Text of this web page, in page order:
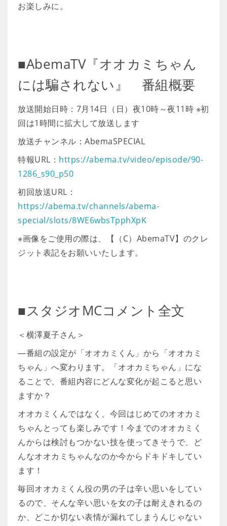
お楽しみに。
■AbemaTV『オオカミちゃん
には騙されない』 番組概要
放送開始日時：7月14日（日）夜10時～夜11時 ※初
回は1時間に拡大して放送します
放送チャンネル：AbemaSPECIAL
特報URL： https://abema.tv/video/episode/90-
1286_s90_p50
初回放送URL：
https://abema.tv/channels/abema-
special/slots/8WE6wbsTpphXpK
※画像をご使用の際は、【（C）AbemaTV】のクレ
ジット表記をお願いいたします。
■スタジオMCコメント全文
＜横澤夏子さん＞
―番組の設定が「オオカミくん」から「オオカミ
ちゃん」へ変わります。「オオカミちゃん」にな
ることで、番組内容にどんな変化が起こると思い
ますか？
オオカミくんではなく、今回はじめてのオオカミ
ちゃんとっても楽しみです！今までのオオカミく
んからは検討もつかない技を使ってきそうで、ど
んなオオカミちゃんなのか今からドキドキしてい
ます！
毎回オオカミくん役の男の子は辛い思いをしてい
るので、そんな辛い思いを女の子は耐えきれるの
か、どこか切ない表情が漏れてしまうんじゃない